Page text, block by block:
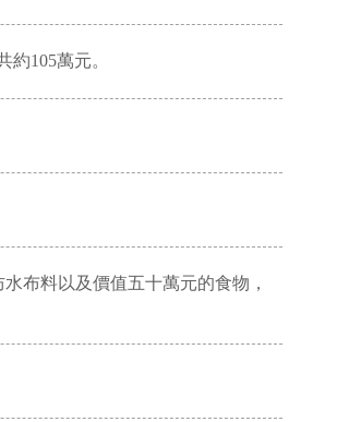
約105萬元。
布料以及價值五十萬元的食物，